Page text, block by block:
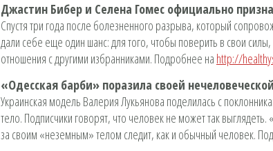
Джастин Бибер и Селена Гомес официально
Спустя три года после болезненного разрыва, который
дали себе еще один шанс: для того, чтобы поверить в свои
отношения с другими избранниками. Подробнее на http://
«Одесская барби» поразила своей
Украинская модель Валерия Лукьянова поделилась с
тело. Подписчики говорят, что человек не может так
за своим «неземным» телом следит, как и обычный человек.